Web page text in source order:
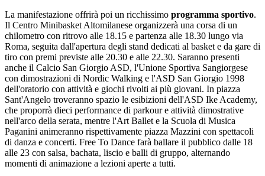
La manifestazione offrirà poi un ricchissimo programma sportivo.
Il Centro Minibasket Altomilanese organizzerà una corsa di un
chilometro con ritrovo alle 18.15 e partenza alle 18.30 lungo via
Roma, seguita dall'apertura degli stand dedicati al basket e da gare di
tiro con premi previste alle 20.30 e alle 22.30. Saranno presenti
anche il Calcio San Giorgio ASD, l'Unione Sportiva Sangiorgese
con dimostrazioni di Nordic Walking e l'ASD San Giorgio 1998
dell'oratorio con attività e giochi rivolti ai più giovani. In piazza
Sant'Angelo troveranno spazio le esibizioni dell'ASD Ike Academy,
che proporrà dieci performance di parkour e attività dimostrative
nell'arco della serata, mentre l'Art Ballet e la Scuola di Musica
Paganini animeranno rispettivamente piazza Mazzini con spettacoli
di danza e concerti. Free To Dance farà ballare il pubblico dalle 18
alle 23 con salsa, bachata, liscio e balli di gruppo, alternando
momenti di animazione a lezioni aperte a tutti.